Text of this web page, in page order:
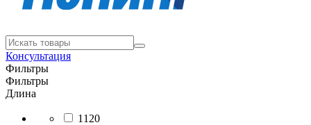
Консультация
Фильтры
Фильтры
Длина
1120